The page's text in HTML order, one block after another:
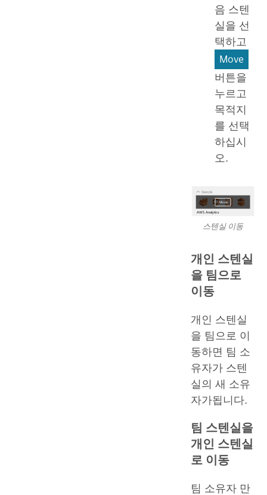
음 스텐
실을 선
택하고
Move
버튼을
누르고
목적지
를 선택
하십시
오.
스텐실 이동
개인 스텐실
을 팀으로
이동
개인 스텐실
을 팀으로 이
동하면 팀 소
유자가 스텐
실의 새 소유
자가됩니다.
팀 스텐실을
개인 스텐실
로 이동
팀 소유자 만